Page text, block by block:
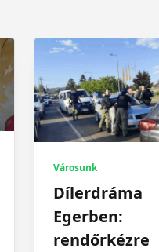
Városunk
Dílerdráma
Egerben:
rendőrkézre